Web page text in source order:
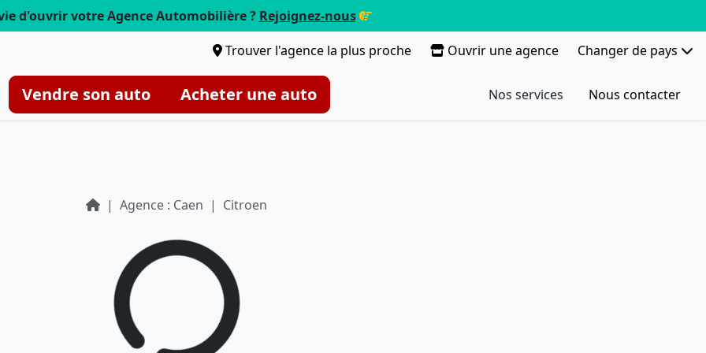
d'ouvrir votre Agence Automobilière ? Rejoignez-nous
Trouver l'agence la plus proche
Ouvrir une agence Changer de pays
Vendre son auto Acheter une auto Nos services Nous contacter
Agence : Caen Citroen